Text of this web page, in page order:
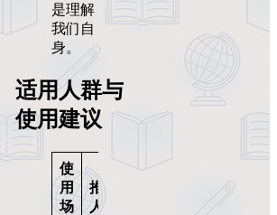
是理解
我们自
身。
适用人群与
使用建议
使
用
场
推荐
人群